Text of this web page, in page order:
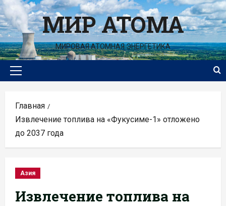
Перейти
к
содержимомуМИР АТОМА
МИРОВАЯ АТОМНАЯ ЭНЕРГЕТИКА
Основное
Главная
Извлечение топлива на «Фукусиме-1» отложено
до 2037 года
Азия
Извлечение топлива на